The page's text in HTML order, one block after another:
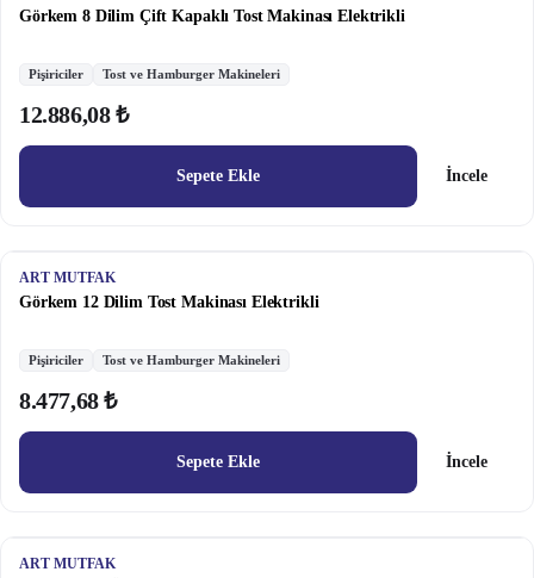
Görkem 8 Dilim Çift Kapaklı Tost Makinası Elektrikli
Pişiriciler Tost ve Hamburger Makineleri
12.886,08 ₺
Sepete Ekle İncele
ART MUTFAK
Görkem 12 Dilim Tost Makinası Elektrikli
Pişiriciler Tost ve Hamburger Makineleri
8.477,68 ₺
Sepete Ekle İncele
ART MUTFAK